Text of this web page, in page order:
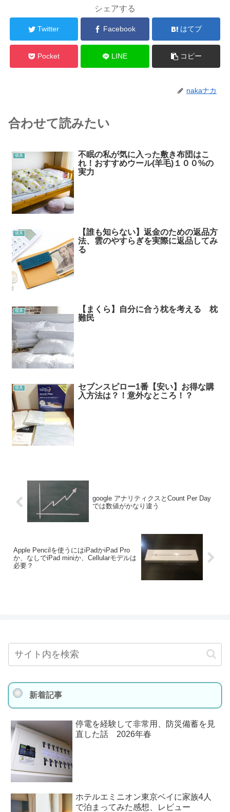
シェアする
Twitter Facebook はてブ
Pocket LINE コピー
nakaナカ
合わせて読みたい
寝具
不眠の私が気に入った敷き布団はこ
れ！おすすめウール(羊毛)１００%の
実力
寝具
【誰も知らない】返金のための返品方
法、雲のやすらぎを実際に返品してみ
る
寝具
【まくら】自分に合う枕を考える 枕
難民
寝具
セブンスピロー1番【安い】お得な購
入方法は？！意外なところ！？
google アナリティクスとCount Per Day
では数値がかなり違う
Apple Pencilを使うにはiPadかiPad Pro
か、なしでiPad miniか、Cellularモデルは
必要？
新着記事
停電を経験して非常用、防災備蓄を見
直した話 2026年春
ホテルエミニオン東京ベイに家族4人
で泊まってみた感想、レビュー